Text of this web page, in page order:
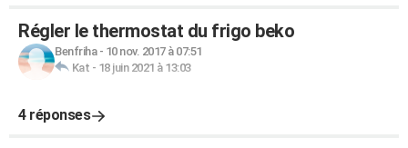
Régler le thermostat du frigo beko
Benfriha- 10 nov. 2017 à 07:51
Kat - 18 juin 2021 à 13:03
4 réponses